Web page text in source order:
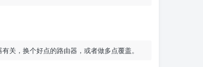
关，换个好点的路由器，或者做多点覆盖。